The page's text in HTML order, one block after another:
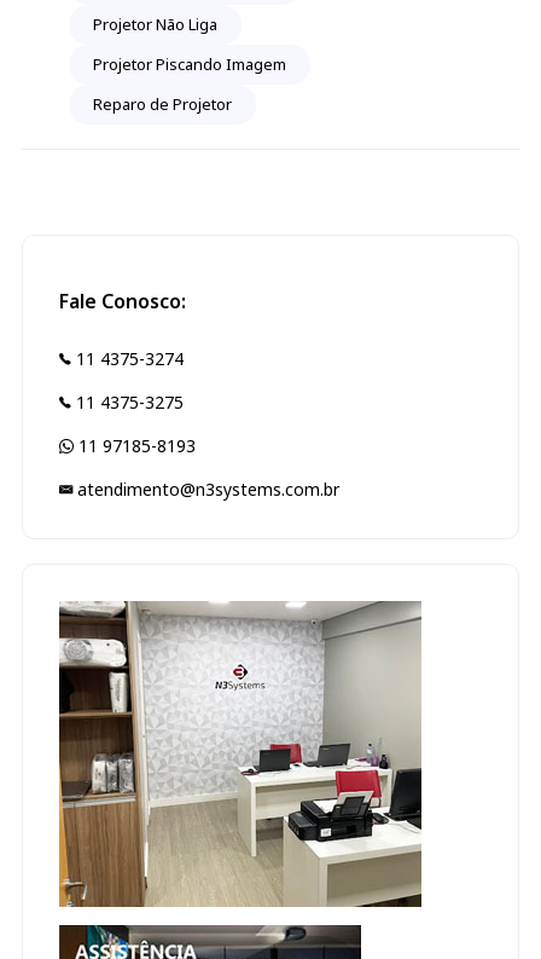
Projetor Não Liga
Projetor Piscando Imagem
Reparo de Projetor
Fale Conosco:
11 4375-3274
11 4375-3275
11 97185-8193
atendimento@n3systems.com.br